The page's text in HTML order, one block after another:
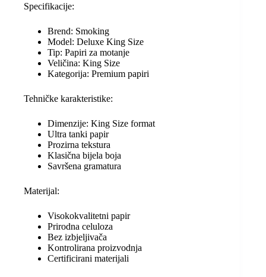
n
o
k
p
e
r
Specifikacije:
Brend: Smoking
Model: Deluxe King Size
Tip: Papiri za motanje
Veličina: King Size
Kategorija: Premium papiri
Tehničke karakteristike:
Dimenzije: King Size format
Ultra tanki papir
Prozirna tekstura
Klasična bijela boja
Savršena gramatura
Materijal:
Visokokvalitetni papir
Prirodna celuloza
Bez izbjeljivača
Kontrolirana proizvodnja
Certificirani materijali